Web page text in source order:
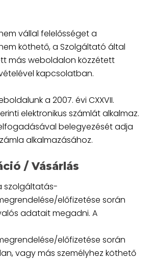
vállal felelősséget a
köthető, a Szolgáltató által
más weboldalon közzétett
kapcsolatban.
a 2007. évi CXXVII.
elektronikus számlát alkalmaz.
elfogadásával belegyezését adja
alkalmazásához.
/ Vásárlás
szolgáltatás-
előfizetése során
adatait megadni. A
előfizetése során
vagy más személyhez köthető